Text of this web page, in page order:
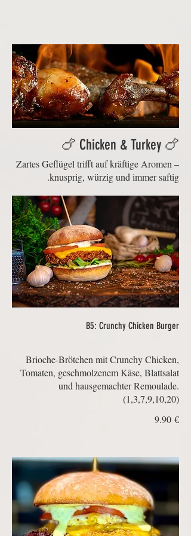
🍗 Chicken & Turkey 🍗
Zartes Geflügel trifft auf kräftige Aromen –
knusprig, würzig und immer saftig.
B5: Crunchy Chicken Burger
Brioche-Brötchen mit Crunchy Chicken,
Tomaten, geschmolzenem Käse, Blattsalat
und hausgemachter Remoulade.
(1,3,7,9,10,20)
‏9.90 €